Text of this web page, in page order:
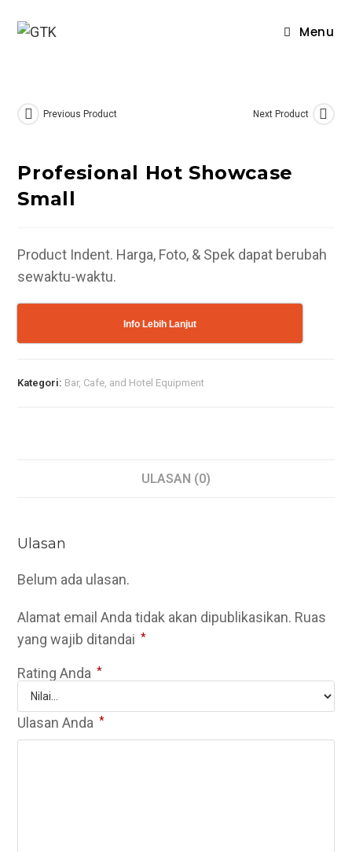
Menu
Previous Product Next Product
Profesional Hot Showcase
Small
Product Indent. Harga, Foto, & Spek dapat berubah
sewaktu-waktu.
Info Lebih Lanjut
Kategori: Bar, Cafe, and Hotel Equipment
ULASAN (0)
Ulasan
Belum ada ulasan.
Alamat email Anda tidak akan dipublikasikan. Ruas
yang wajib ditandai *
Rating Anda *
Ulasan Anda *